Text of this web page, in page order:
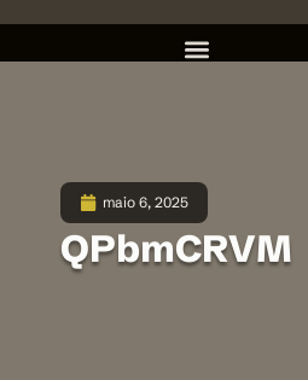
maio 6, 2025
QPbmCRVM